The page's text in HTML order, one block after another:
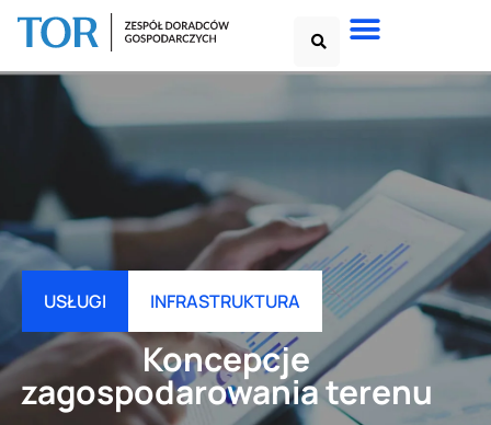
USŁUGI INFRASTRUKTURA
Koncepcje
zagospodarowania terenu